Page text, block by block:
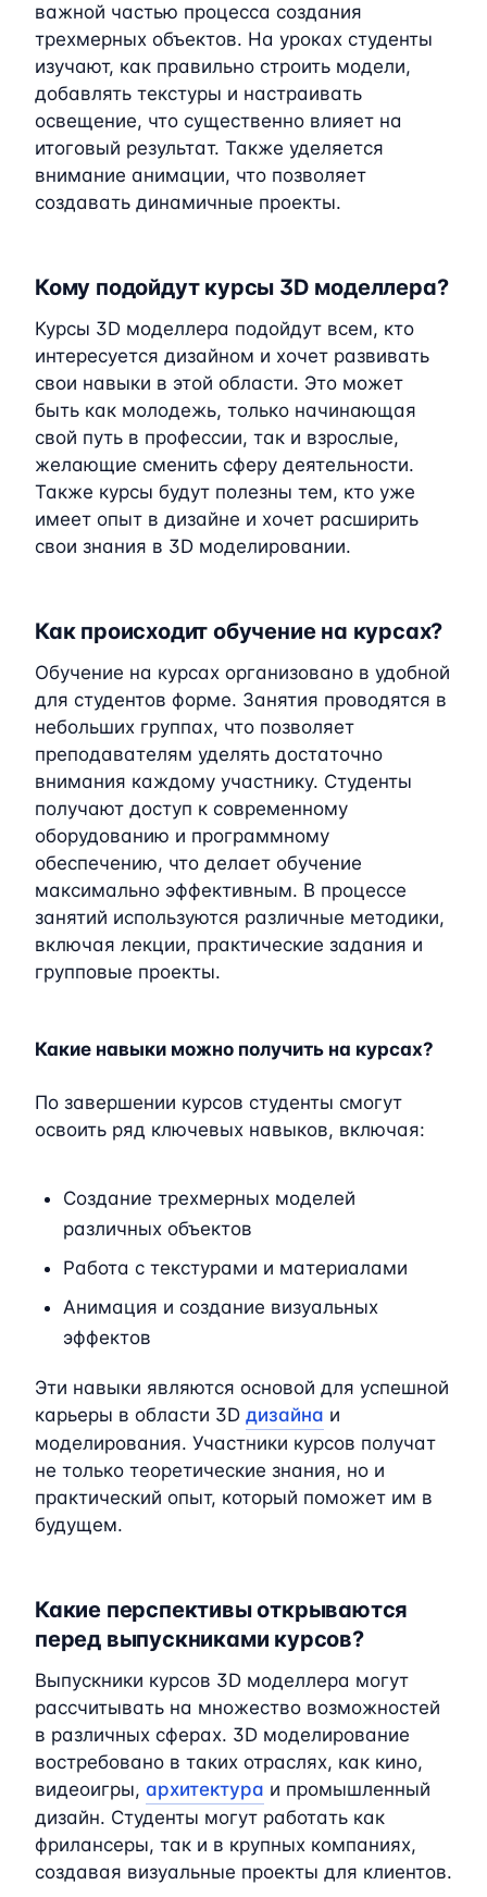
важной частью процесса создания
трехмерных объектов. На уроках студенты
изучают, как правильно строить модели,
добавлять текстуры и настраивать
освещение, что существенно влияет на
итоговый результат. Также уделяется
внимание анимации, что позволяет
создавать динамичные проекты.
Кому подойдут курсы 3D моделлера?
Курсы 3D моделлера подойдут всем, кто
интересуется дизайном и хочет развивать
свои навыки в этой области. Это может
быть как молодежь, только начинающая
свой путь в профессии, так и взрослые,
желающие сменить сферу деятельности.
Также курсы будут полезны тем, кто уже
имеет опыт в дизайне и хочет расширить
свои знания в 3D моделировании.
Как происходит обучение на курсах?
Обучение на курсах организовано в удобной
для студентов форме. Занятия проводятся в
небольших группах, что позволяет
преподавателям уделять достаточно
внимания каждому участнику. Студенты
получают доступ к современному
оборудованию и программному
обеспечению, что делает обучение
максимально эффективным. В процессе
занятий используются различные методики,
включая лекции, практические задания и
групповые проекты.
Какие навыки можно получить на курсах?
По завершении курсов студенты смогут
освоить ряд ключевых навыков, включая:
Создание трехмерных моделей
различных объектов
Работа с текстурами и материалами
Анимация и создание визуальных
эффектов
Эти навыки являются основой для успешной
карьеры в области 3D дизайна и
моделирования. Участники курсов получат
не только теоретические знания, но и
практический опыт, который поможет им в
будущем.
Какие перспективы открываются
перед выпускниками курсов?
Выпускники курсов 3D моделлера могут
рассчитывать на множество возможностей
в различных сферах. 3D моделирование
востребовано в таких отраслях, как кино,
видеоигры, архитектура и промышленный
дизайн. Студенты могут работать как
фрилансеры, так и в крупных компаниях,
создавая визуальные проекты для клиентов.